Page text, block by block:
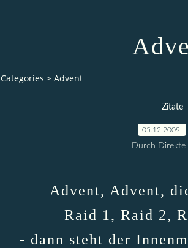
Categories > Advent
Zitate
05.12.2009
Durch Direkte
Advent, Advent,
Raid 1, Raid 2,
- dann steht der